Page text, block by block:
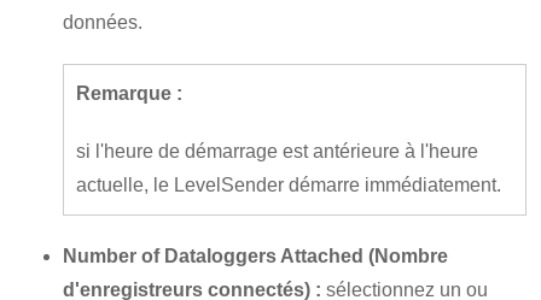
données.
Remarque :
si l'heure de démarrage est antérieure à l'heure
actuelle, le LevelSender démarre immédiatement.
Number of Dataloggers Attached (Nombre
d'enregistreurs connectés) : sélectionnez un ou